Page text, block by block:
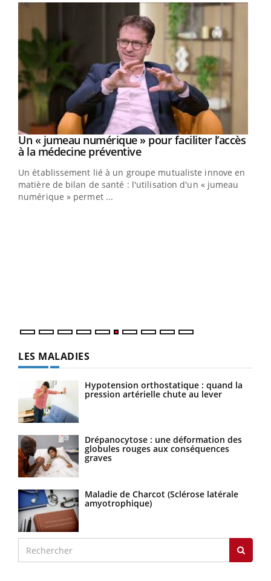
Youtube
Un « jumeau numérique » pour faciliter l’accès
à la médecine préventiveYoutube
Un établissement lié à un groupe mutualiste innove en
matière de bilan de santé : l'utilisation d'un « jumeau
numérique » permet ...
LES MALADIES
Hypotension orthostatique : quand la
pression artérielle chute au lever
Drépanocytose : une déformation des
globules rouges aux conséquences
graves
Maladie de Charcot (Sclérose latérale
amyotrophique)